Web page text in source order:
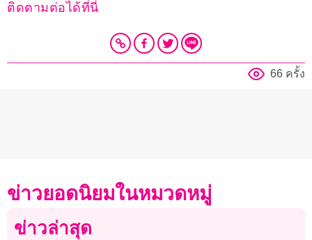
ติดตามต่อได้ที่นี่
66 ครั้ง
ข่าวยอดนิยมในหมวดหมู่
ข่าวล่าสุด